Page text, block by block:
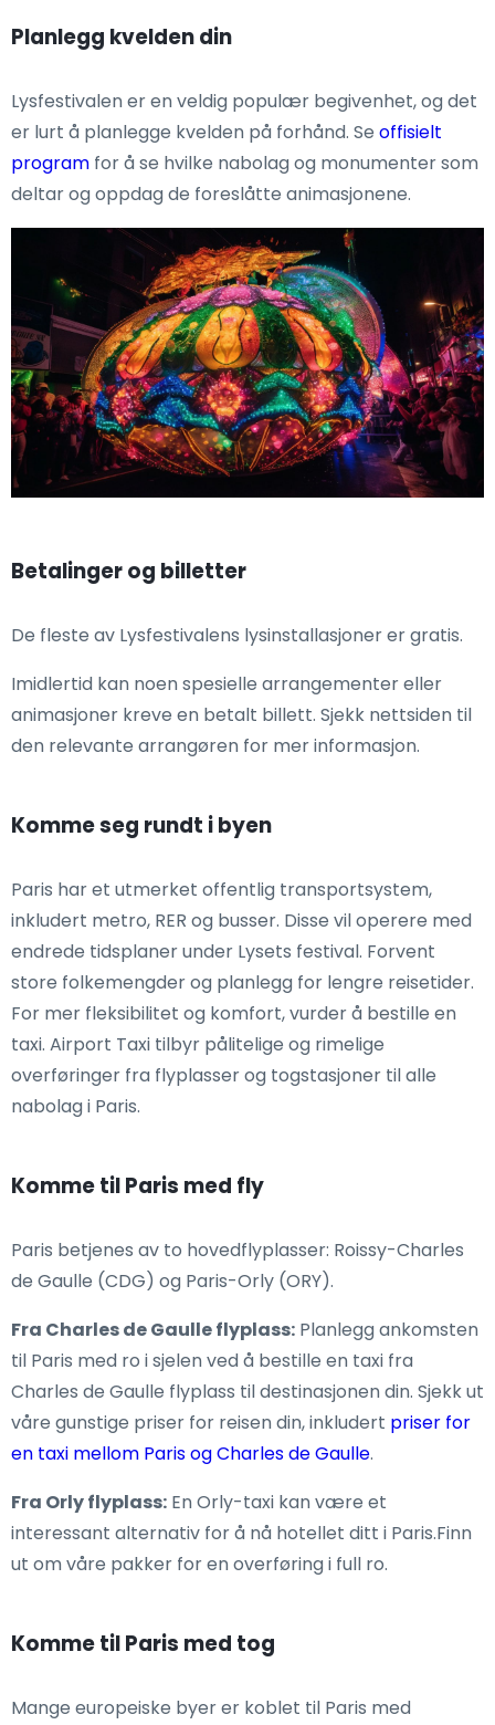
Planlegg kvelden din
Lysfestivalen er en veldig populær begivenhet, og det
er lurt å planlegge kvelden på forhånd. Se offisielt
program for å se hvilke nabolag og monumenter som
deltar og oppdag de foreslåtte animasjonene.
Betalinger og billetter
De fleste av Lysfestivalens lysinstallasjoner er gratis.
Imidlertid kan noen spesielle arrangementer eller
animasjoner kreve en betalt billett. Sjekk nettsiden til
den relevante arrangøren for mer informasjon.
Komme seg rundt i byen
Paris har et utmerket offentlig transportsystem,
inkludert metro, RER og busser. Disse vil operere med
endrede tidsplaner under Lysets festival. Forvent
store folkemengder og planlegg for lengre reisetider.
For mer fleksibilitet og komfort, vurder å bestille en
taxi. Airport Taxi tilbyr pålitelige og rimelige
overføringer fra flyplasser og togstasjoner til alle
nabolag i Paris.
Komme til Paris med fly
Paris betjenes av to hovedflyplasser: Roissy-Charles
de Gaulle (CDG) og Paris-Orly (ORY).
Fra Charles de Gaulle flyplass: Planlegg ankomsten
til Paris med ro i sjelen ved å bestille en taxi fra
Charles de Gaulle flyplass til destinasjonen din. Sjekk ut
våre gunstige priser for reisen din, inkludert priser for
en taxi mellom Paris og Charles de Gaulle.
Fra Orly flyplass: En Orly-taxi kan være et
interessant alternativ for å nå hotellet ditt i Paris.Finn
ut om våre pakker for en overføring i full ro.
Komme til Paris med tog
Mange europeiske byer er koblet til Paris med